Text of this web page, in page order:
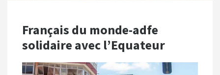
Français du monde-adfe
solidaire avec l’Equateur